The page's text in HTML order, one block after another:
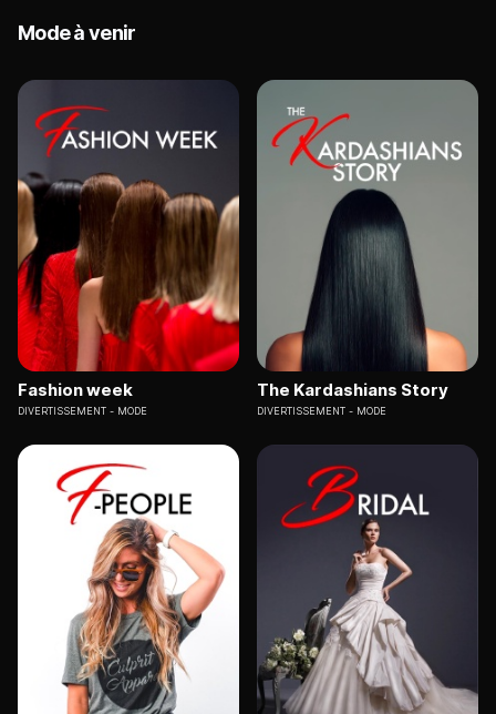
Mode à venir
Fashion week
DIVERTISSEMENT MODE
The Kardashians Story
DIVERTISSEMENT MODE